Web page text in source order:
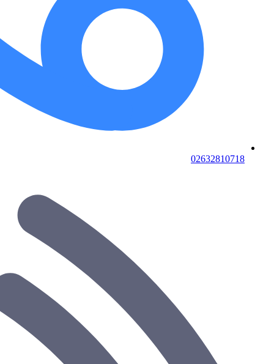
02632810718